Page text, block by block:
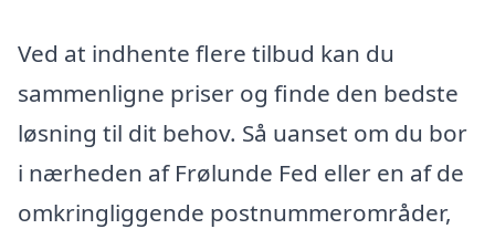
Ved at indhente flere tilbud kan du
sammenligne priser og finde den bedste
løsning til dit behov. Så uanset om du bor
i nærheden af Frølunde Fed eller en af de
omkringliggende postnummerområder,